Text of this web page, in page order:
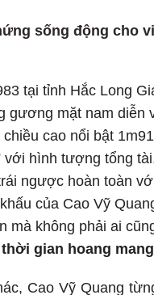
sống động cho
tại tỉnh Hắc Long
gương mặt nam diễn
cao nổi bật
với hình tượng tổng
ngược hoàn toàn
của Cao Vỹ
mà không phải ai
gian hoang
Cao Vỹ Quang